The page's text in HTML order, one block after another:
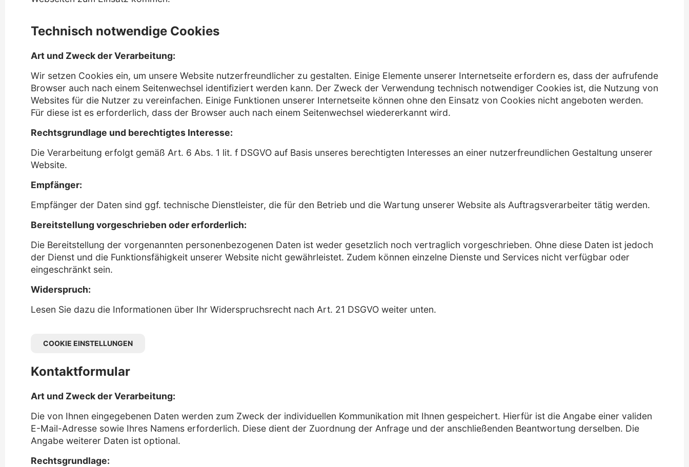
Technisch notwendige Cookies
Art und Zweck der Verarbeitung:
Wir setzen Cookies ein, um unsere Website nutzerfreundlicher zu gestalten. Einige Elemente unserer Internetseite erfordern es, dass der aufrufende
Browser auch nach einem Seitenwechsel identifiziert werden kann. Der Zweck der Verwendung technisch notwendiger Cookies ist, die Nutzung von
Websites für die Nutzer zu vereinfachen. Einige Funktionen unserer Internetseite können ohne den Einsatz von Cookies nicht angeboten werden.
Für diese ist es erforderlich, dass der Browser auch nach einem Seitenwechsel wiedererkannt wird.
Rechtsgrundlage und berechtigtes Interesse:
Die Verarbeitung erfolgt gemäß Art. 6 Abs. 1 lit. f DSGVO auf Basis unseres berechtigten Interesses an einer nutzerfreundlichen Gestaltung unserer
Website.
Empfänger:
Empfänger der Daten sind ggf. technische Dienstleister, die für den Betrieb und die Wartung unserer Website als Auftragsverarbeiter tätig werden.
Bereitstellung vorgeschrieben oder erforderlich:
Die Bereitstellung der vorgenannten personenbezogenen Daten ist weder gesetzlich noch vertraglich vorgeschrieben. Ohne diese Daten ist jedoch
der Dienst und die Funktionsfähigkeit unserer Website nicht gewährleistet. Zudem können einzelne Dienste und Services nicht verfügbar oder
eingeschränkt sein.
Widerspruch:
Lesen Sie dazu die Informationen über Ihr Widerspruchsrecht nach Art. 21 DSGVO weiter unten.
COOKIE EINSTELLUNGEN
Kontaktformular
Art und Zweck der Verarbeitung:
Die von Ihnen eingegebenen Daten werden zum Zweck der individuellen Kommunikation mit Ihnen gespeichert. Hierfür ist die Angabe einer validen
E-Mail-Adresse sowie Ihres Namens erforderlich. Diese dient der Zuordnung der Anfrage und der anschließenden Beantwortung derselben. Die
Angabe weiterer Daten ist optional.
Rechtsgrundlage: